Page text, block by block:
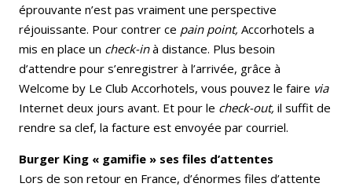
éprouvante n’est pas vraiment une perspective
réjouissante. Pour contrer ce pain point, Accorhotels a
mis en place un check-inà distance. Plus besoin
d’attendre pour s’enregistrer à l’arrivée, grâce à
Welcome by Le Club Accorhotels, vous pouvez le faire via
Internet deux jours avant. Et pour le check-out, il suffit de
rendre sa clef, la facture est envoyée par courriel.
Burger King « gamifie » ses files d’attentes
Lors de son retour en France, d’énormes files d’attente